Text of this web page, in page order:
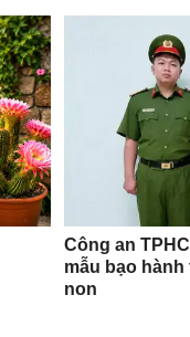
Công an
mẫu bạo
non